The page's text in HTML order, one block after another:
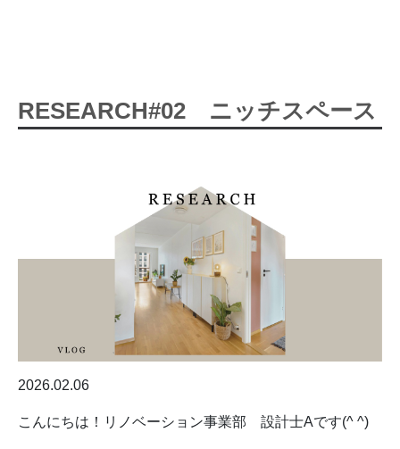
RESEARCH#02 ニッチスペース
2026.02.06
こんにちは！リノベーション事業部 設計士Aです(^ ^)